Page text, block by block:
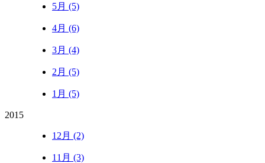
5月 (5)
4月 (6)
3月 (4)
2月 (5)
1月 (5)
2015
12月 (2)
11月 (3)